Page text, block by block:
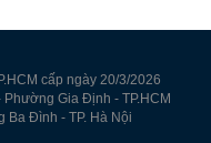
cấp ngày 20/3/2026
Gia Định - TP.HCM
Ba Đình - TP. Hà Nội